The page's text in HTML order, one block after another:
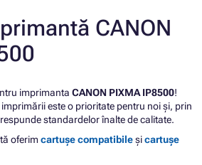
CANON
imprimanta CANON PIXMA IP8500!
este o prioritate pentru noi și, prin
standardelor înalte de calitate.
oferimcartușe compatibileșicartușe